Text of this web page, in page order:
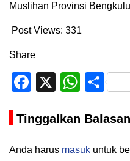
Muslihan Provinsi
Post Views: 331
Share
Facebook
X
Tinggalkan Balasan
Anda harus masuk untuk